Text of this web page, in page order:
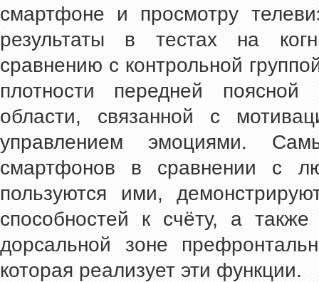
смартфоне и просмотру
результаты в тестах на
сравнению с контрольной
плотности передней
области, связанной с
управлением эмоциями.
смартфонов в сравнении с
пользуются ими,
способностей к счёту, а
дорсальной зоне
которая реализует эти функции.